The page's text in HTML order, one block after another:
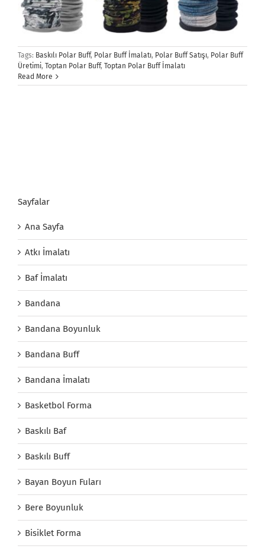
Tags: Baskılı Polar Buff, Polar Buff İmalatı, Polar Buff Satışı, Polar Buff
Üretimi, Toptan Polar Buff, Toptan Polar Buff İmalatı
Read More
Sayfalar
Ana Sayfa
Atkı İmalatı
Baf İmalatı
Bandana
Bandana Boyunluk
Bandana Buff
Bandana İmalatı
Basketbol Forma
Baskılı Baf
Baskılı Buff
Bayan Boyun Fuları
Bere Boyunluk
Bisiklet Forma